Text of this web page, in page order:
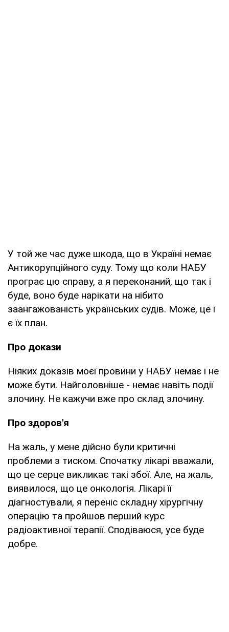
У той же час дуже шкода, що в Україні немає
Антикорупційного суду. Тому що коли НАБУ
програє цю справу, а я переконаний, що так і
буде, воно буде нарікати на нібито
заангажованість українських судів. Може, це і
є їх план.
Про докази
Ніяких доказів моєї провини у НАБУ немає і не
може бути. Найголовніше - немає навіть події
злочину. Не кажучи вже про склад злочину.
Про здоров'я
На жаль, у мене дійсно були критичні
проблеми з тиском. Спочатку лікарі вважали,
що це серце викликає такі збої. Але, на жаль,
виявилося, що це онкологія. Лікарі її
діагностували, я переніс складну хірургічну
операцію та пройшов перший курс
радіоактивної терапії. Сподіваюся, усе буде
добре.